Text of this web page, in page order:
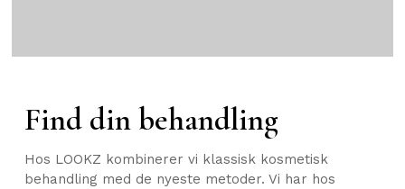
Find din behandling
Hos LOOKZ kombinerer vi klassisk kosmetisk
behandling med de nyeste metoder. Vi har hos